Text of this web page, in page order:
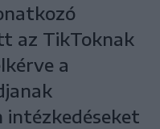
az TikToknak
a